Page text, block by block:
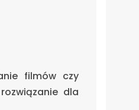
filmów czy
dla